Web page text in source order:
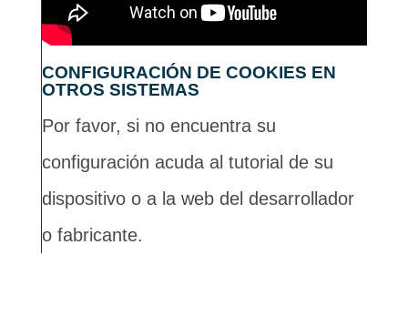
CONFIGURACIÓN DE COOKIES EN
OTROS SISTEMAS
Por favor, si no encuentra su
configuración acuda al tutorial de su
dispositivo o a la web del desarrollador
o fabricante.